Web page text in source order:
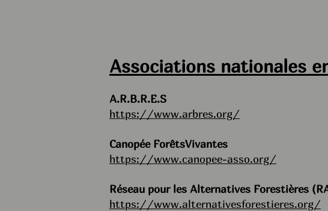
Associations nationales
A.R.B.R.E.S
https://www.arbres.org/
Canopée ForêtsVivantes
https://www.canopee-asso.org/
Réseau pour les Alternatives Forestières
https://www.alternativesforestieres.org/